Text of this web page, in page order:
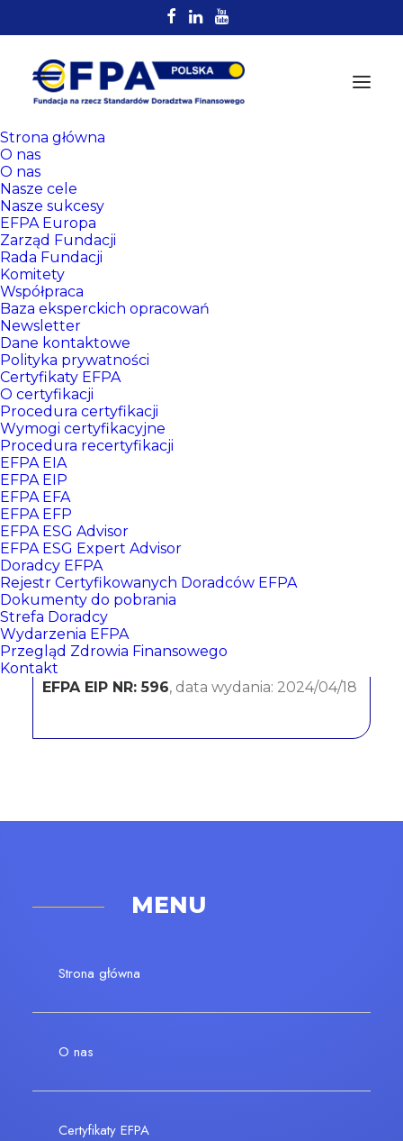
Strona główna
O nas
O nas
Nasze cele
Nasze sukcesy
EFPA Europa
Zarząd Fundacji
Rada Fundacji
Komitety
Współpraca
Baza eksperckich opracowań
Newsletter
Dane kontaktowe
Polityka prywatności
Certyfikaty EFPA
O certyfikacji
Procedura certyfikacji
Wymogi certyfikacyjne
Procedura recertyfikacji
EFPA EIA
EFPA EIP
EFPA EFA
EFPA EFP
EFPA ESG Advisor
EFPA ESG Expert Advisor
Doradcy EFPA
Rejestr Certyfikowanych Doradców EFPA
Dokumenty do pobrania
Strefa Doradcy
Wydarzenia EFPA
Przegląd Zdrowia Finansowego
Kontakt
Rejestr
Certyfikowanych
Doradców EFPA
Karolina Grzanka
BNP Paribas Bank Polska S.A.
CERTYFIKATY:
EFPA EIP NR: 596, data wydania: 2024/04/18
MENU
Strona główna
O nas
Certyfikaty EFPA